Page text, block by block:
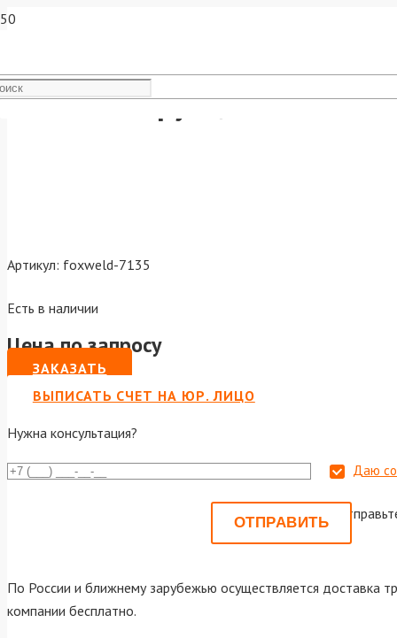
Клемма-струбцина
Артикул: foxweld-7135
Есть в наличии
Цена по запросу
ЗАКАЗАТЬ
ВЫПИСАТЬ СЧЕТ НА ЮР. ЛИЦО
Нужна консультация?
Даю
Или
По России и ближнему зарубежью осуществляется доставка
компании бесплатно.